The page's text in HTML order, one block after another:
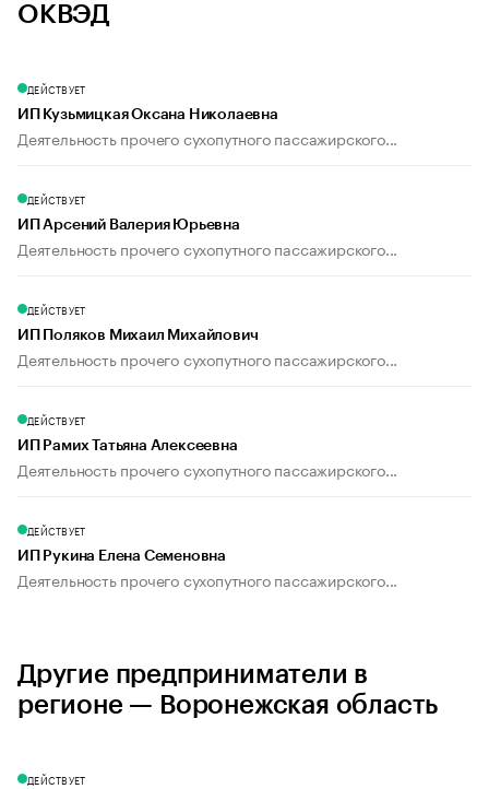
ОКВЭД
ДЕЙСТВУЕТ
ИП Кузьмицкая Оксана Николаевна
Деятельность прочего сухопутного пассажирского...
ДЕЙСТВУЕТ
ИП Арсений Валерия Юрьевна
Деятельность прочего сухопутного пассажирского...
ДЕЙСТВУЕТ
ИП Поляков Михаил Михайлович
Деятельность прочего сухопутного пассажирского...
ДЕЙСТВУЕТ
ИП Рамих Татьяна Алексеевна
Деятельность прочего сухопутного пассажирского...
ДЕЙСТВУЕТ
ИП Рукина Елена Семеновна
Деятельность прочего сухопутного пассажирского...
Другие предприниматели в
регионе — Воронежская область
ДЕЙСТВУЕТ